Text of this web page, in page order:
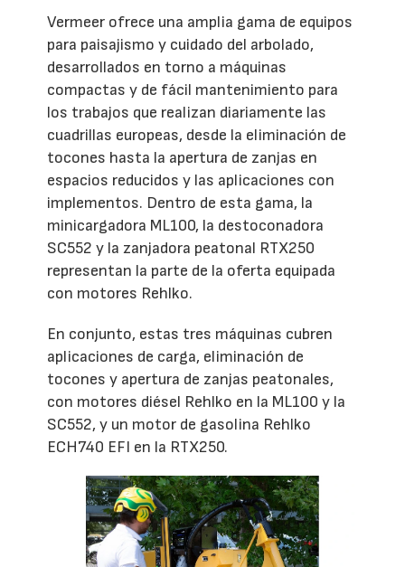
Vermeer ofrece una amplia gama de equipos
para paisajismo y cuidado del arbolado,
desarrollados en torno a máquinas
compactas y de fácil mantenimiento para
los trabajos que realizan diariamente las
cuadrillas europeas, desde la eliminación de
tocones hasta la apertura de zanjas en
espacios reducidos y las aplicaciones con
implementos. Dentro de esta gama, la
minicargadora ML100, la destoconadora
SC552 y la zanjadora peatonal RTX250
representan la parte de la oferta equipada
con motores Rehlko.
En conjunto, estas tres máquinas cubren
aplicaciones de carga, eliminación de
tocones y apertura de zanjas peatonales,
con motores diésel Rehlko en la ML100 y la
SC552, y un motor de gasolina Rehlko
ECH740 EFI en la RTX250.